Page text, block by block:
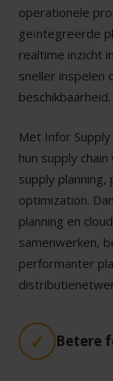
operationele
geïntegreerde
realtime inzicht
sneller inspelen
beschikbaarheid.
Met Infor
hun supply
supply
optimization.
planning en
samenwerken,
performanter
Betere